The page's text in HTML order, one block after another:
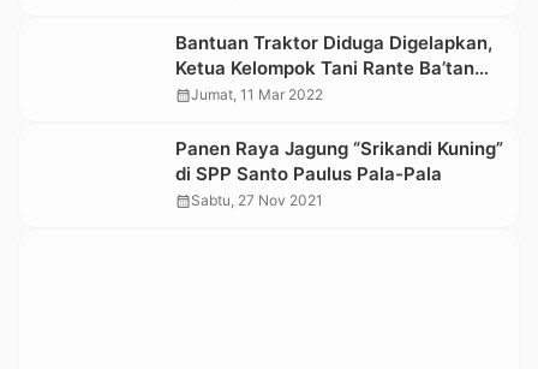
Bantuan Traktor Diduga Digelapkan,
Ketua Kelompok Tani Rante Ba’tan
Lapor Polisi
calendar_monthJumat, 11 Mar 2022
Panen Raya Jagung “Srikandi Kuning”
di SPP Santo Paulus Pala-Pala
calendar_monthSabtu, 27 Nov 2021